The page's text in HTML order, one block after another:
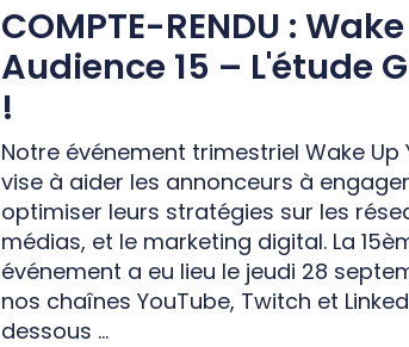
COMPTE-RENDU :
Audience 15 – L'étude
!
Notre événement trimestriel Wake Up
vise à aider les annonceurs à
optimiser leurs stratégies sur les
médias, et le marketing digital. La
événement a eu lieu le jeudi 28
nos chaînes YouTube, Twitch et
dessous …